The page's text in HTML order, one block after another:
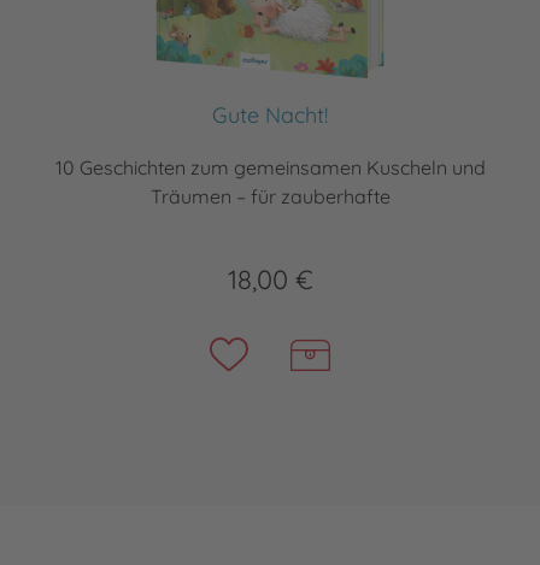
Gute Nacht!
10 Geschichten zum gemeinsamen Kuscheln und
Träumen – für zauberhafte
18,00 €